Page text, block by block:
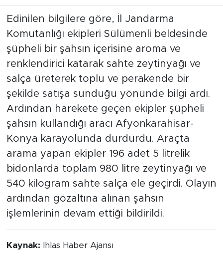
Edinilen bilgilere göre, İl Jandarma
Komutanlığı ekipleri Sülümenli beldesinde
şüpheli bir şahsın içerisine aroma ve
renklendirici katarak sahte zeytinyağı ve
salça üreterek toplu ve perakende bir
şekilde satışa sunduğu yönünde bilgi ardı.
Ardından harekete geçen ekipler şüpheli
şahsın kullandığı aracı Afyonkarahisar-
Konya karayolunda durdurdu. Araçta
arama yapan ekipler 196 adet 5 litrelik
bidonlarda toplam 980 litre zeytinyağı ve
540 kilogram sahte salça ele geçirdi. Olayın
ardından gözaltına alınan şahsın
işlemlerinin devam ettiği bildirildi.
Kaynak: İhlas Haber Ajansı